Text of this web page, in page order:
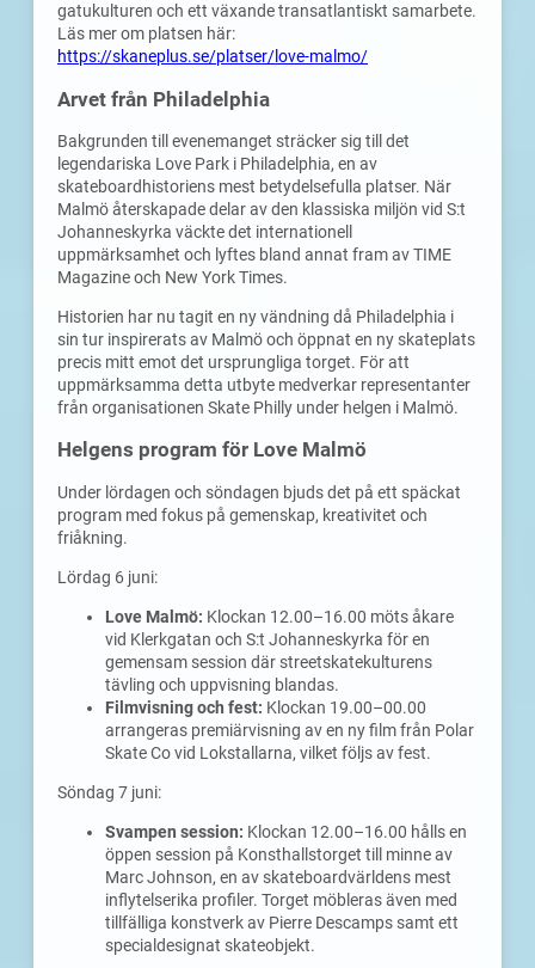
gatukulturen och ett växande transatlantiskt samarbete.
Läs mer om platsen här:
https://skaneplus.se/platser/love-malmo/
Arvet från Philadelphia
Bakgrunden till evenemanget sträcker sig till det
legendariska Love Park i Philadelphia, en av
skateboardhistoriens mest betydelsefulla platser. När
Malmö återskapade delar av den klassiska miljön vid S:t
Johanneskyrka väckte det internationell
uppmärksamhet och lyftes bland annat fram av TIME
Magazine och New York Times.
Historien har nu tagit en ny vändning då Philadelphia i
sin tur inspirerats av Malmö och öppnat en ny skateplats
precis mitt emot det ursprungliga torget. För att
uppmärksamma detta utbyte medverkar representanter
från organisationen Skate Philly under helgen i Malmö.
Helgens program för Love Malmö
Under lördagen och söndagen bjuds det på ett späckat
program med fokus på gemenskap, kreativitet och
friåkning.
Lördag 6 juni:
Love Malmö: Klockan 12.00–16.00 möts åkare
vid Klerkgatan och S:t Johanneskyrka för en
gemensam session där streetskatekulturens
tävling och uppvisning blandas.
Filmvisning och fest: Klockan 19.00–00.00
arrangeras premiärvisning av en ny film från Polar
Skate Co vid Lokstallarna, vilket följs av fest.
Söndag 7 juni:
Svampen session: Klockan 12.00–16.00 hålls en
öppen session på Konsthallstorget till minne av
Marc Johnson, en av skateboardvärldens mest
inflytelserika profiler. Torget möbleras även med
tillfälliga konstverk av Pierre Descamps samt ett
specialdesignat skateobjekt.